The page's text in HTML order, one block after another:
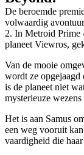
De beroemde
volwaardig
2. In Metroid Prime
planeet Viewros,
Van de mooie
wordt ze opgejaagd
is de planeet niet
mysterieuze
Het is aan Samus
een weg vooruit
vaardigheid die